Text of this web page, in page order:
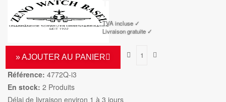
TVA incluse ✓
Livraison gratuite ✓
» AJOUTER AU PANIER
Référence: 4772Q-i3
En stock: 2 Produits
Délai de livraison environ 1 à 3 jours